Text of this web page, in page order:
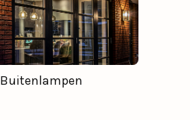
Buitenlampen